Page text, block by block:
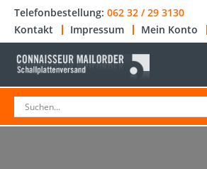
Telefonbestellung: 062 32 / 29 3130
Kontakt
Impressum Mein Konto